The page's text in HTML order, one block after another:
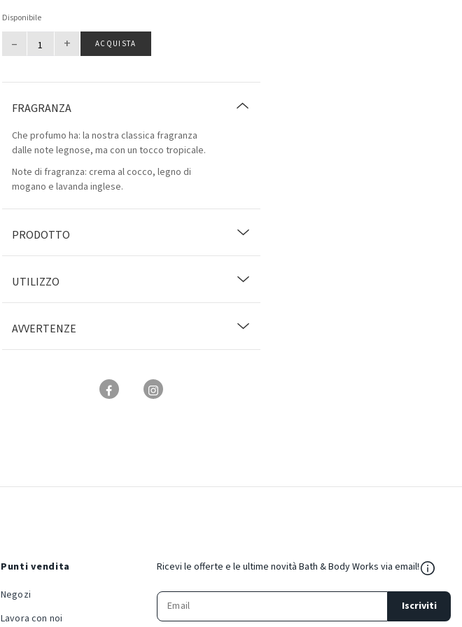
Disponibile
– + ACQUISTA
FRAGRANZA
Che profumo ha: la nostra classica fragranza
dalle note legnose, ma con un tocco tropicale.
Note di fragranza: crema al cocco, legno di
mogano e lavanda inglese.
PRODOTTO
UTILIZZO
AVVERTENZE
Punti vendita
Negozi
Lavora con noi
Ricevi le offerte e le ultime novità Bath & Body Works via email!
Iscriviti